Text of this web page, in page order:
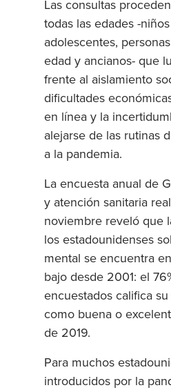
Las consultas
todas las edades -
adolescentes,
edad y ancianos- que
frente al aislamiento
dificultades
en línea y la
alejarse de las rutinas
a la pandemia.
La encuesta anual de
y atención sanitaria
noviembre reveló que
los estadounidenses
mental se encuentra
bajo desde 2001: el
encuestados califica
como buena o
de 2019.
Para muchos
introducidos por la